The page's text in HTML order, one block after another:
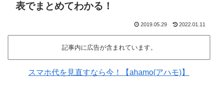
表でまとめてわかる！
2019.05.29 2022.01.11
記事内に広告が含まれています。
スマホ代を見直すなら今！【ahamo(アハモ)】